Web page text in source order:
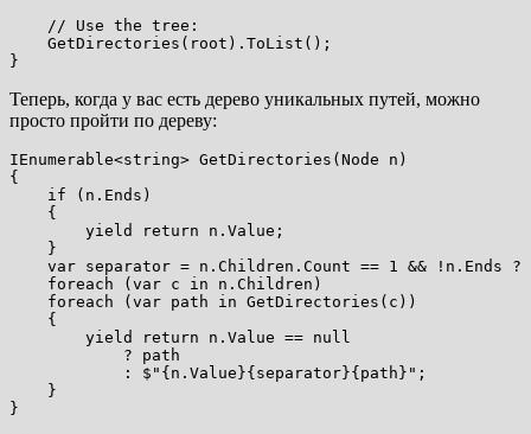
    // Use the tree:
    GetDirectories(root).ToList();
Теперь, когда у вас есть дерево уникальных путей, можно
просто пройти по дереву:
IEnumerable<string> GetDirectories(Node n)
{
    if (n.Ends)
    {
        yield return n.Value;
    }
var separator = n.Children.Count == 1 && !n.Ends ?
    foreach (var c in n.Children)
    foreach (var path in GetDirectories(c))
    {
        yield return n.Value == null
            ? path
            : $"{n.Value}{separator}{path}";
    }